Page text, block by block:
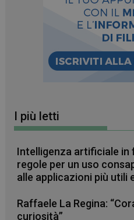
I più letti
Intelligenza artificiale in
regole per un uso
alle applicazioni più utili
Raffaele La Regina:
curiosità”